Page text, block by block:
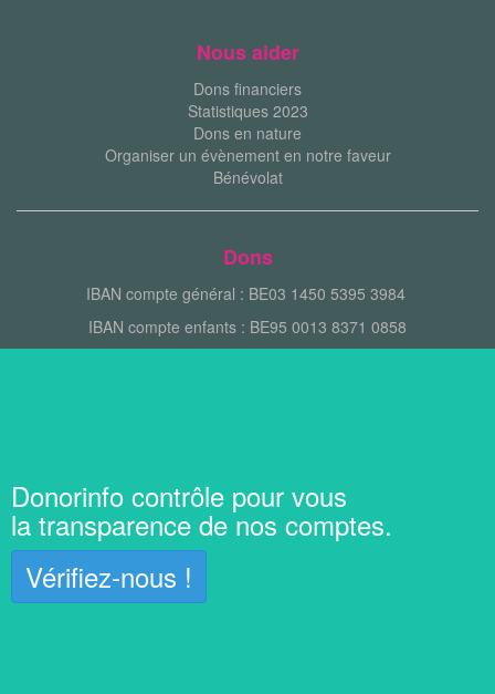
Nous aider
Dons financiers
Statistiques 2023
Dons en nature
Organiser un évènement en notre faveur
Bénévolat
Dons
IBAN compte général : BE03 1450 5395 3984
IBAN compte enfants : BE95 0013 8371 0858
Donorinfo contrôle pour vous
la transparence de nos comptes.
Vérifiez-nous !